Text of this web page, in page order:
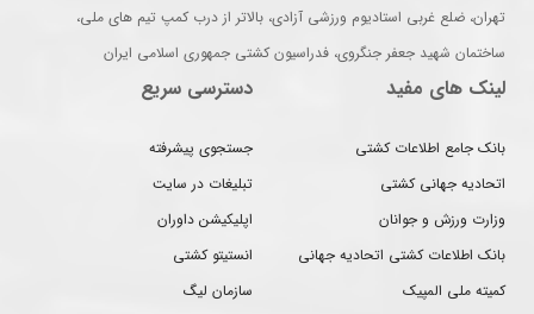
تهران، ضلع غربی استادیوم ورزشی آزادی، بالاتر از درب کمپ تیم های ملی،
ساختمان شهید جعفر جنگروی، فدراسیون کشتی جمهوری اسلامی ایران
لینک های مفید
بانک جامع اطلاعات کشتی
اتحادیه جهانی کشتی
وزارت ورزش و جوانان
بانک اطلاعات کشتی اتحادیه جهانی
کمیته ملی المپیک
دسترسی سریع
جستجوی پیشرفته
تبلیغات در سایت
اپلیکیشن داوران
انستیتو کشتی
سازمان لیگ